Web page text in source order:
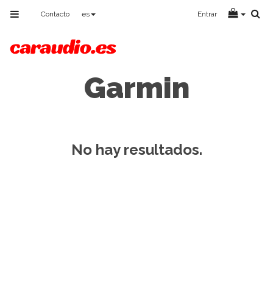
Toggle
navigation
Contacto es Entrar
Garmin
No hay resultados.